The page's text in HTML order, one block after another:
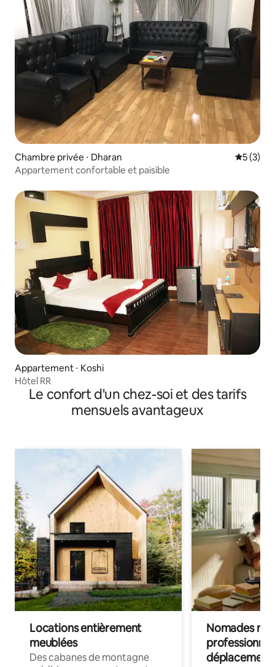
Chambre privée ⋅ Dharan
5 (3)
Appartement confortable et paisible
Appartement ⋅ Koshi
Hôtel RR
Le confort d'un chez-soi et des tarifs
mensuels avantageux
Locations entièrement
meublées
Des cabanes de montagne
Nomades
déplacement